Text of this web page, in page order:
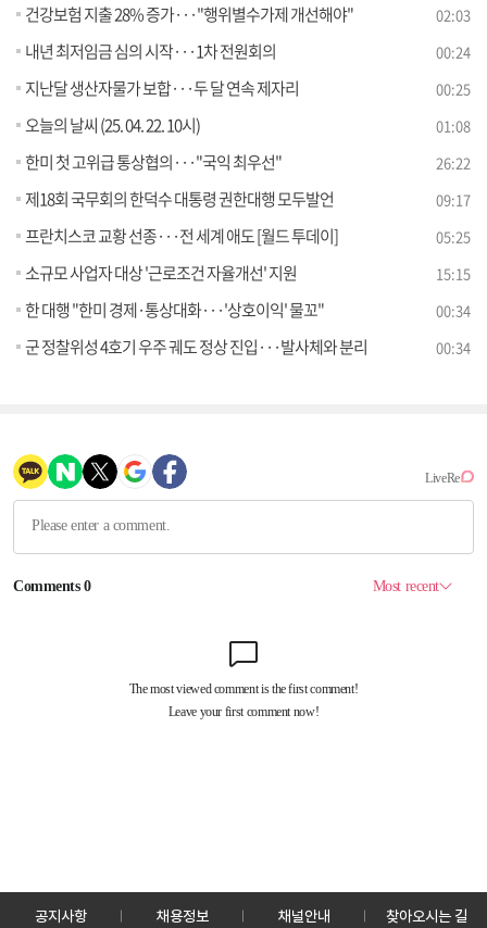
건강보험 지출 28% 증가···"행위별수가제 개선해야" 02:03
내년 최저임금 심의 시작···1차 전원회의 00:24
지난달 생산자물가 보합···두 달 연속 제자리 00:25
오늘의 날씨 (25. 04. 22. 10시) 01:08
한미 첫 고위급 통상협의···"국익 최우선" 26:22
제18회 국무회의 한덕수 대통령 권한대행 모두발언 09:17
프란치스코 교황 선종···전 세계 애도 [월드 투데이] 05:25
소규모 사업자 대상 '근로조건 자율개선' 지원 15:15
한 대행 "한미 경제·통상대화···'상호이익' 물꼬" 00:34
군 정찰위성 4호기 우주 궤도 정상 진입···발사체와 분리 00:34
공지사항 채용정보 채널안내 찾아오시는 길